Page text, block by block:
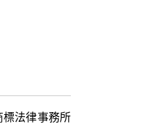
標法律事務所